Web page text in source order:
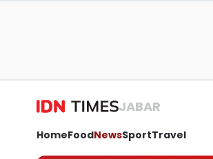
JABAR
HomeFoodNewsSportTravel